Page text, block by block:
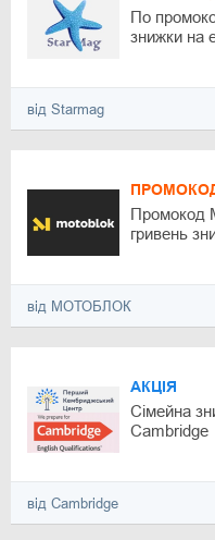
По
знижки на
від Starmag
гривень
від МОТОБЛОК
АКЦІЯ
Сімейна
Cambridge
від Cambridge